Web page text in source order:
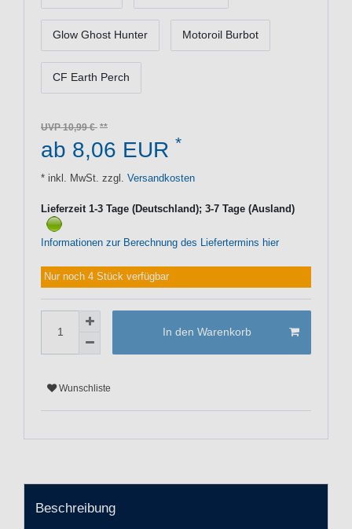
Glow Ghost Hunter Motoroil Burbot
CF Earth Perch
UVP 10,99 €
ab 8,06 EUR *
* inkl. MwSt. zzgl. Versandkosten
Lieferzeit 1-3 Tage (Deutschland); 3-7 Tage (Ausland)
Informationen zur Berechnung des Liefertermins hier
Nur noch 4 Stück verfügbar
In den Warenkorb
Wunschliste
Beschreibung